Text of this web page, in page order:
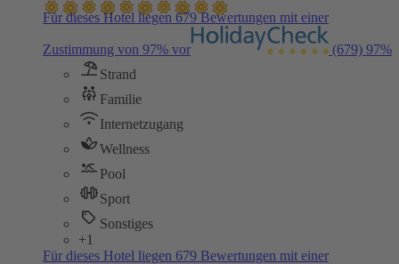
Für dieses Hotel liegen 679 Bewertungen mit einer
Zustimmung von 97% vor (679) 97%
Strand
Familie
Internetzugang
Wellness
Pool
Sport
Sonstiges
+1
Für dieses Hotel liegen 679 Bewertungen mit einer